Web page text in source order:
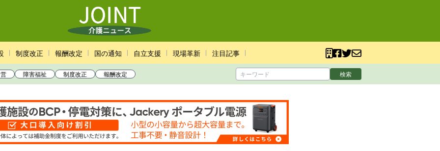
制度改正 報酬改定 国の通知 自立支援 現場革新 注目記事
障害福祉 制度改正 報酬改定 検索